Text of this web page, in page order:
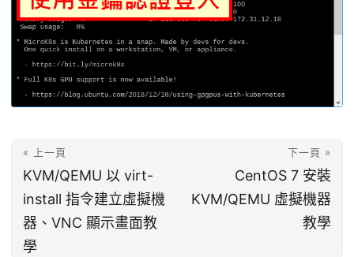
« 上一頁
KVM/QEMU 以 virt-
install 指令建立虛擬機
器、VNC 顯示畫面教
學
下一頁 »
CentOS 7 安裝
KVM/QEMU 虛擬機器
教學